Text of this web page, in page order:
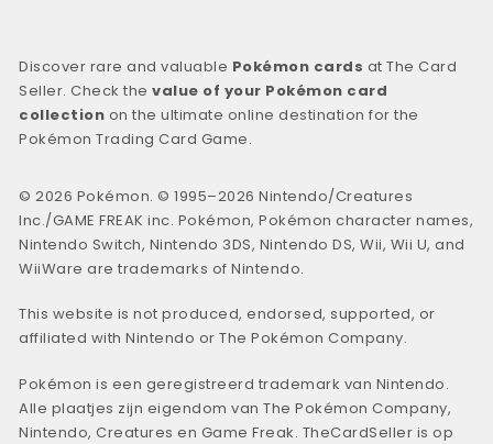
Discover rare and valuable Pokémon cards at The Card
Seller. Check thevalue of your Pokémon card
collection on the ultimate online destination for the
Pokémon Trading Card Game.
© 2026 Pokémon. © 1995–2026 Nintendo/Creatures
Inc./GAME FREAK inc. Pokémon, Pokémon character names,
Nintendo Switch, Nintendo 3DS, Nintendo DS, Wii, Wii U, and
WiiWare are trademarks of Nintendo.
This website is not produced, endorsed, supported, or
affiliated with Nintendo or The Pokémon Company.
Pokémon is een geregistreerd trademark van Nintendo.
Alle plaatjes zijn eigendom van The Pokémon Company,
Nintendo, Creatures en Game Freak. TheCardSeller is op